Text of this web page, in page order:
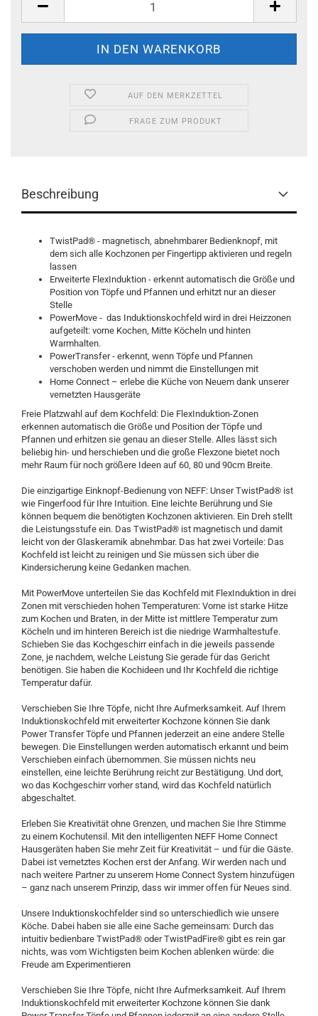
AUF DEN MERKZETTEL
FRAGE ZUM PRODUKT
Beschreibung
TwistPad® - magnetisch, abnehmbarer Bedienknopf, mit
dem sich alle Kochzonen per Fingertipp aktivieren und regeln
lassen
Erweiterte FlexInduktion - erkennt automatisch die Größe und
Position von Töpfe und Pfannen und erhitzt nur an dieser
Stelle
PowerMove - das Induktionskochfeld wird in drei Heizzonen
aufgeteilt: vorne Kochen, Mitte Köcheln und hinten
Warmhalten.
PowerTransfer - erkennt, wenn Töpfe und Pfannen
verschoben werden und nimmt die Einstellungen mit
Home Connect – erlebe die Küche von Neuem dank unserer
vernetzten Hausgeräte
Freie Platzwahl auf dem Kochfeld: Die FlexInduktion-Zonen
erkennen automatisch die Größe und Position der Töpfe und
Pfannen und erhitzen sie genau an dieser Stelle. Alles lässt sich
beliebig hin- und herschieben und die große Flexzone bietet noch
mehr Raum für noch größere Ideen auf 60, 80 und 90cm Breite.
Die einzigartige Einknopf-Bedienung von NEFF: Unser TwistPad® ist
wie Fingerfood für Ihre Intuition. Eine leichte Berührung und Sie
können bequem die benötigten Kochzonen aktivieren. Ein Dreh stellt
die Leistungsstufe ein. Das TwistPad® ist magnetisch und damit
leicht von der Glaskeramik abnehmbar. Das hat zwei Vorteile: Das
Kochfeld ist leicht zu reinigen und Sie müssen sich über die
Kindersicherung keine Gedanken machen.
Mit PowerMove unterteilen Sie das Kochfeld mit FlexInduktion in drei
Zonen mit verschieden hohen Temperaturen: Vorne ist starke Hitze
zum Kochen und Braten, in der Mitte ist mittlere Temperatur zum
Köcheln und im hinteren Bereich ist die niedrige Warmhaltestufe.
Schieben Sie das Kochgeschirr einfach in die jeweils passende
Zone, je nachdem, welche Leistung Sie gerade für das Gericht
benötigen. Sie haben die Kochideen und Ihr Kochfeld die richtige
Temperatur dafür.
Verschieben Sie Ihre Töpfe, nicht Ihre Aufmerksamkeit. Auf Ihrem
Induktionskochfeld mit erweiterter Kochzone können Sie dank
Power Transfer Töpfe und Pfannen jederzeit an eine andere Stelle
bewegen. Die Einstellungen werden automatisch erkannt und beim
Verschieben einfach übernommen. Sie müssen nichts neu
einstellen, eine leichte Berührung reicht zur Bestätigung. Und dort,
wo das Kochgeschirr vorher stand, wird das Kochfeld natürlich
abgeschaltet.
Erleben Sie Kreativität ohne Grenzen, und machen Sie Ihre Stimme
zu einem Kochutensil. Mit den intelligenten NEFF Home Connect
Hausgeräten haben Sie mehr Zeit für Kreativität – und für die Gäste.
Dabei ist vernetztes Kochen erst der Anfang. Wir werden nach und
nach weitere Partner zu unserem Home Connect System hinzufügen
– ganz nach unserem Prinzip, dass wir immer offen für Neues sind.
Unsere Induktionskochfelder sind so unterschiedlich wie unsere
Köche. Dabei haben sie alle eine Sache gemeinsam: Durch das
intuitiv bedienbare TwistPad® oder TwistPadFire® gibt es rein gar
nichts, was vom Wichtigsten beim Kochen ablenken würde: die
Freude am Experimentieren
Verschieben Sie Ihre Töpfe, nicht Ihre Aufmerksamkeit. Auf Ihrem
Induktionskochfeld mit erweiterter Kochzone können Sie dank